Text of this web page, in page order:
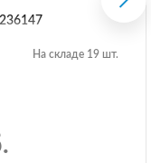
На складе 19 шт.